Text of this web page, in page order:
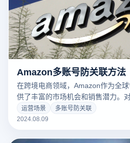
Amazon多账号防关联方法
在跨境电商领域，Amazon作为全
供了丰富的市场机会和销售潜力。
个账户可以提升市场覆盖率和销售
户的监管非常严格，尤其是在涉及
运营场景
多账号防关联
2024.08.09